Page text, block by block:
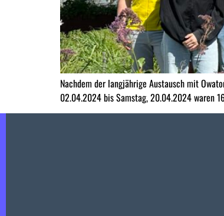
Nachdem der langjährige Austausch mit
02.04.2024 bis Samstag, 20.04.2024 waren